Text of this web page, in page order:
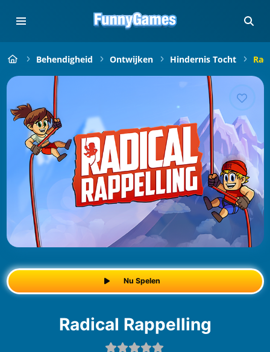
Behendigheid Ontwijken Hindernis Tocht
Nu Spelen
Radical Rappelling